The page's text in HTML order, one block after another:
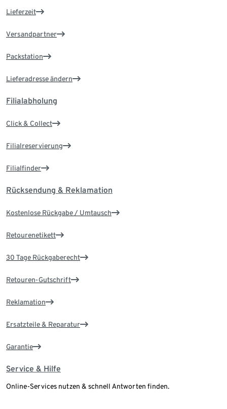
Lieferzeit
Versandpartner
Packstation
Lieferadresse ändern
Filialabholung
Click & Collect
Filialreservierung
Filialfinder
Rücksendung & Reklamation
Kostenlose Rückgabe / Umtausch
Retourenetikett
30 Tage Rückgaberecht
Retouren-Gutschrift
Reklamation
Ersatzteile & Reparatur
Garantie
Service & Hilfe
Online-Services nutzen & schnell Antworten finden.